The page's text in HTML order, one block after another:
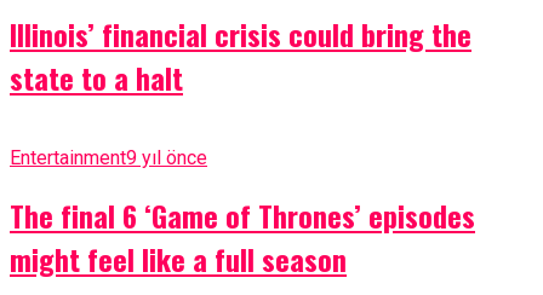
Illinois’ financial crisis could bring the
state to a halt
Entertainment9 yıl önce
The final 6 ‘Game of Thrones’ episodes
might feel like a full season